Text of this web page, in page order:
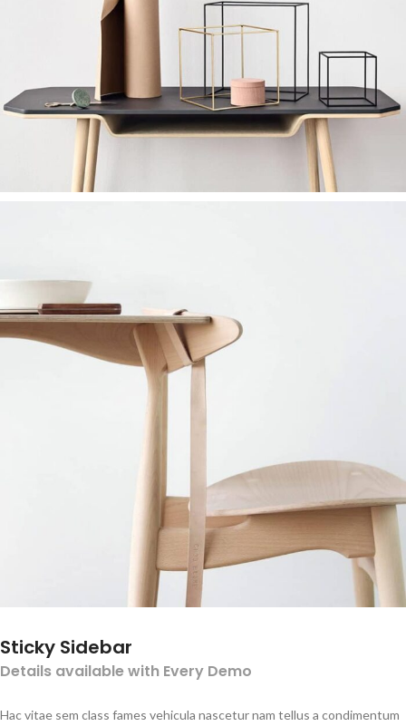
Sticky Sidebar
Details available with Every Demo
Hac vitae sem class fames vehicula nascetur nam tellus a condimentum